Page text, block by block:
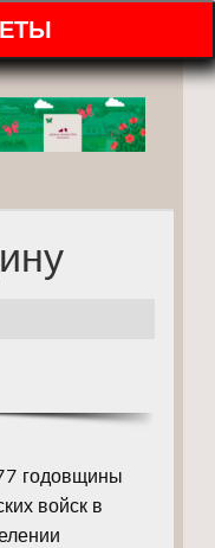
годовщины
войск в